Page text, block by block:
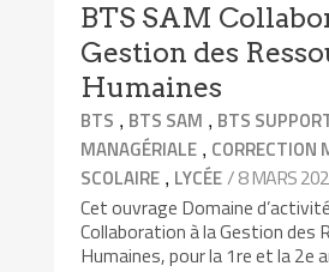
BTS SAM
Gestion des
Humaines
BTS , BTS SAM , BTS
MANAGÉRIALE , CORRECTION
SCOLAIRE , LYCÉE/ 8 MARS
Cet ouvrage Domaine
Collaboration à la Gestion des
Humaines, pour la 1re et la 2e